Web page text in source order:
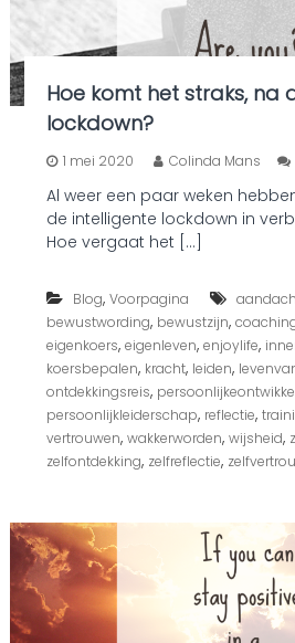
Hoe komt het straks, na
lockdown?
1 mei 2020 Colinda Mans
Al weer een paar weken
de intelligente lockdown in
Hoe vergaat het […]
Blog, Voorpagina
bewustwording, bewustzijn,
eigenkoers, eigenleven, enjoylife,
koersbepalen, kracht, leiden,
ontdekkingsreis,
persoonlijkleiderschap, reflectie,
vertrouwen, wakkerworden, wijsheid,
zelfontdekking, zelfreflectie,